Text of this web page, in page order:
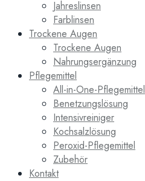
Jahreslinsen
Farblinsen
Trockene Augen
Trockene Augen
Nahrungsergänzung
Pflegemittel
All-in-One-Pflegemittel
Benetzungslösung
Intensivreiniger
Kochsalzlösung
Peroxid-Pflegemittel
Zubehör
Kontakt